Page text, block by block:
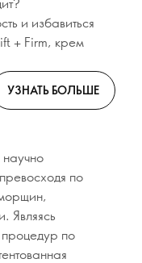
и избавиться
+ Firm, крем
УЗНАТЬ БОЛЬШЕ
по
Являясь
процедур по